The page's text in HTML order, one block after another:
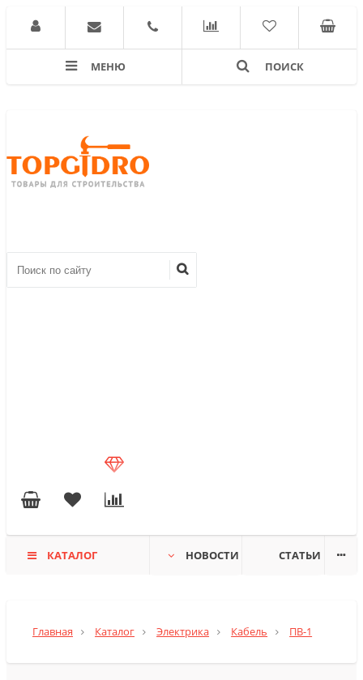
МЕНЮ ПОИСК
КАТАЛОГ НОВОСТИ СТАТЬИ
Главная Каталог Электрика Кабель ПВ-1